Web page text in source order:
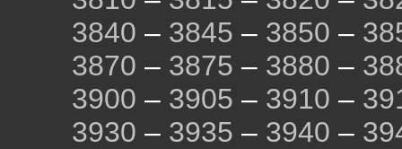
3840 – 3845 – 3850 –
3870 – 3875 – 3880 –
3900 – 3905 – 3910 –
3930 – 3935 – 3940 –